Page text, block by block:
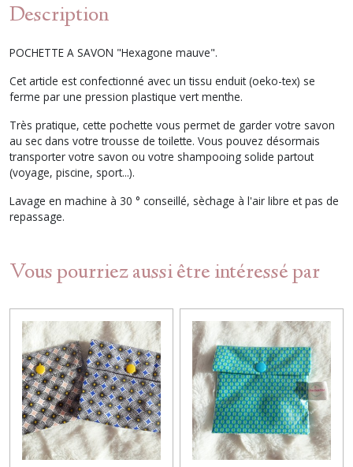
Description
POCHETTE A SAVON "Hexagone mauve".
Cet article est confectionné avec un tissu enduit (oeko-tex) se
ferme par une pression plastique vert menthe.
Très pratique, cette pochette vous permet de garder votre savon
au sec dans votre trousse de toilette. Vous pouvez désormais
transporter votre savon ou votre shampooing solide partout
(voyage, piscine, sport...).
Lavage en machine à 30 ° conseillé, sèchage à l'air libre et pas de
repassage.
Vous pourriez aussi être intéressé par